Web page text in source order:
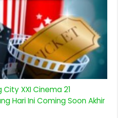
XXI Cinema 21
Hari Ini Coming Soon Akhir